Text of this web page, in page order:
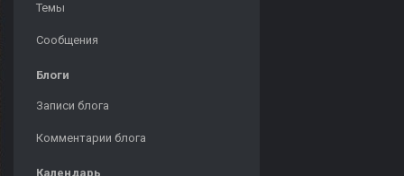
Темы
Сообщения
Блоги
Записи блога
Комментарии блога
Календарь